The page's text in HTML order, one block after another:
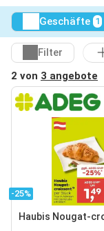
Geschäfte 1
Filter
2 von 3 angebote
-25%
Haubis Nougat-